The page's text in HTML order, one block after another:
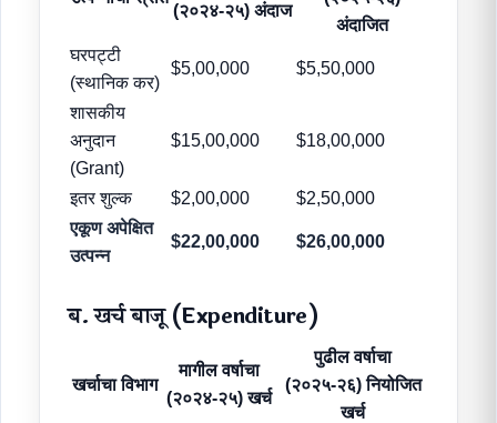
(२०२४-२५) अंदाज
अंदाजित
घरपट्टी
(स्थानिक कर)
$5,00,000 $5,50,000
शासकीय
अनुदान
(Grant)
$15,00,000 $18,00,000
इतर शुल्क $2,00,000
$2,50,000
एकूण अपेक्षित
उत्पन्न
$22,00,000 $26,00,000
ब. खर्च बाजू (Expenditure)
खर्चाचा विभाग
मागील वर्षाचा
(२०२४-२५) खर्च
पुढील वर्षाचा
(२०२५-२६) नियोजित
खर्च